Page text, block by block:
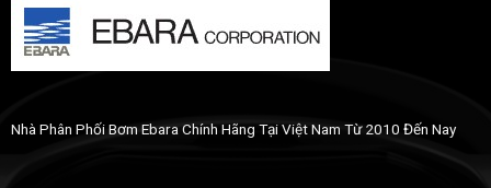
Nhà Phân Phối Bơm Ebara Chính Hãng Tại Việt Nam Từ 2010 Đến Nay